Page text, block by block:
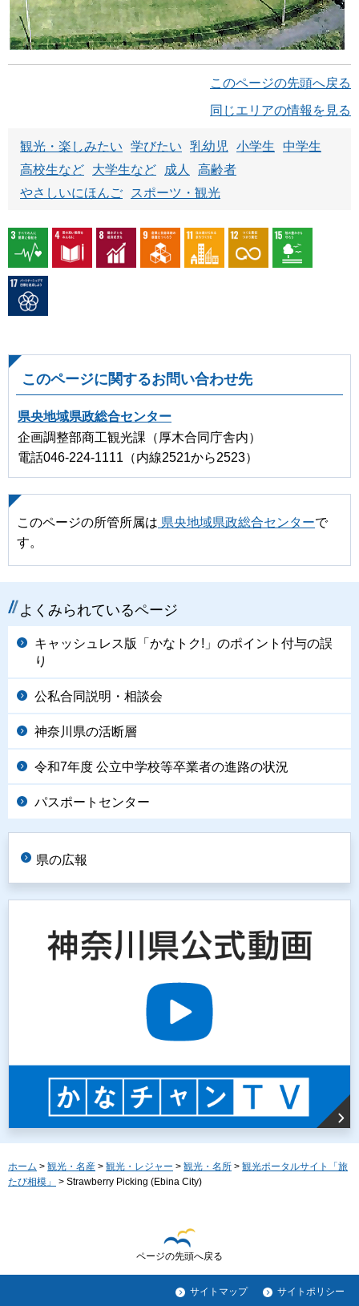
このページの先頭へ戻る
同じエリアの情報を見る
観光・楽しみたい 学びたい 乳幼児 小学生
中学生
高校生など
大学生など 成人
高齢者
やさしいにほんご
スポーツ・観光
このページに関するお問い合わせ先
県央地域県政総合センター
企画調整部商工観光課（厚木合同庁舎内）
電話046-224-1111（内線2521から2523）
このページの所管所属は 県央地域県政総合センターで
す。
よくみられているページ
キャッシュレス版「かなトク!」のポイント付与の誤
り
公私合同説明・相談会
神奈川県の活断層
令和7年度 公立中学校等卒業者の進路の状況
パスポートセンター
県の広報
ホーム > 観光・名産 > 観光・レジャー > 観光・名所 > 観光ポータルサイト「旅
たび相模」
> Strawberry Picking (Ebina City)
ページの先頭へ戻る
サイトマップ サイトポリシー